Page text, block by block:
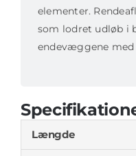
elementer.
som lodret udløb i
endevæggene
Længde